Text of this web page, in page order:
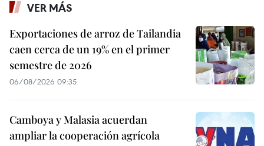
VER MÁS
Exportaciones de arroz de Tailandia
caen cerca de un 19% en el primer
semestre de 2026
06/08/2026 09:35
Camboya y Malasia acuerdan
ampliar la cooperación agrícola